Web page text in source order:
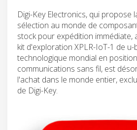
Digi-Key Electronics, qui propose
sélection au monde de
stock pour expédition immédiate,
kit d'exploration XPLR-IoT-1 de
technologique mondial en
communications sans fil, est
l'achat dans le monde entier,
de Digi-Key.